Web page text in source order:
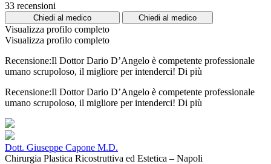
33 recensioni
Chiedi al medico Chiedi al medico
Visualizza profilo completo
Visualizza profilo completo
Recensione:Il Dottor Dario D’Angelo è competente professionale
umano scrupoloso, il migliore per intenderci! Di più
Recensione:Il Dottor Dario D’Angelo è competente professionale
umano scrupoloso, il migliore per intenderci! Di più
Dott. Giuseppe Capone M.D.
Chirurgia Plastica Ricostruttiva ed Estetica – Napoli